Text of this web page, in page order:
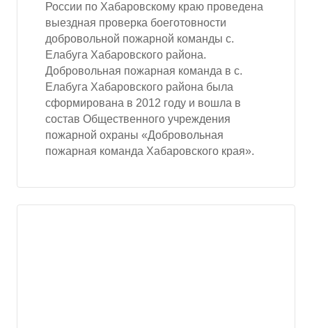
России по Хабаровскому краю проведена
выездная проверка боеготовности
добровольной пожарной команды с.
Елабуга Хабаровского района.
Добровольная пожарная команда в с.
Елабуга Хабаровского района была
сформирована в 2012 году и вошла в
состав Общественного учреждения
пожарной охраны «Добровольная
пожарная команда Хабаровского края».